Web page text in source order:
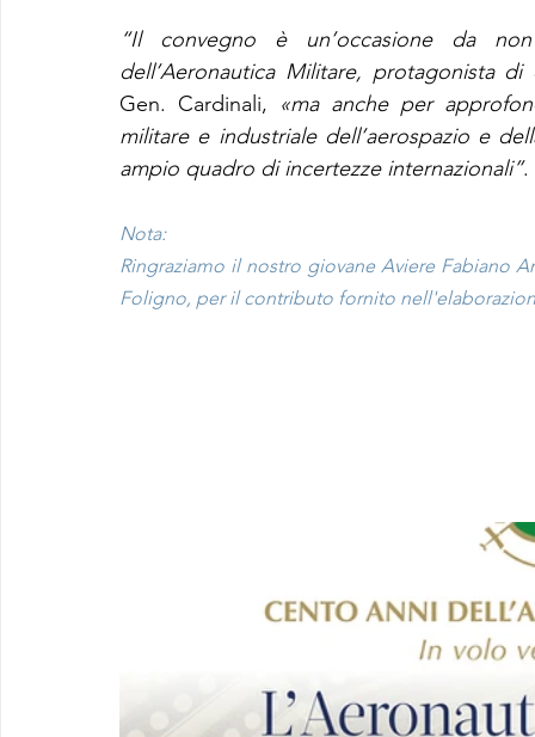
“Il convegno è un’occasione da
dell’Aeronautica Militare, protagonista
Gen. Cardinali, «ma anche per
militare e industriale dell’aerospazio e
ampio quadro di incertezze internazionali”.
Nota:
Ringraziamo il nostro giovane Aviere Fabiano
Foligno, per il contributo fornito